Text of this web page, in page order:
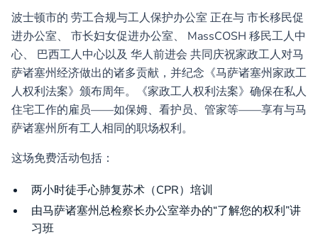
波士顿市的 劳工合规与工人保护办公室正在与市长移民促
进办公室、 市长妇女促进办公室、 MassCOSH 移民工人中
心、 巴西工人中心以及 华人前进会 共同庆祝家政工人对马
萨诸塞州经济做出的诸多贡献，并纪念《马萨诸塞州家政工
人权利法案》颁布周年。《家政工人权利法案》确保在私人
住宅工作的雇员——如保姆、看护员、管家等——享有与马
萨诸塞州所有工人相同的职场权利。
这场免费活动包括：
两小时徒手心肺复苏术（CPR）培训
由马萨诸塞州总检察长办公室举办的“了解您的权利”讲
习班